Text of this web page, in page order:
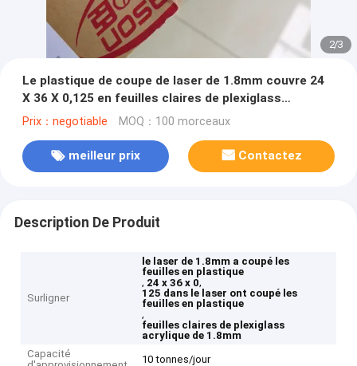
2/3
Le plastique de coupe de laser de 1.8mm couvre 24
X 36 X 0,125 en feuilles claires de plexiglass
acrylique
Prix：negotiable MOQ：100 morceaux
meilleur prix Contactez
Description De Produit
Surligner
le laser de 1.8mm a coupé les
feuilles en plastique
, 24 x 36 x 0,
125 dans le laser ont coupé les
feuilles en plastique
,
feuilles claires de plexiglass
acrylique de 1.8mm
Capacité
10 tonnes/jour